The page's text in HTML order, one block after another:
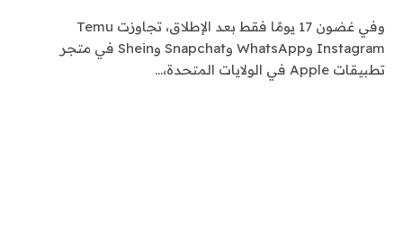
وفي غضون 17 يومًا فقط بعد الإطلاق، تجاوزت Temu
Instagram وWhatsApp وSnapchat وShein في متجر
تطبيقات Apple في الولايات المتحدة،…